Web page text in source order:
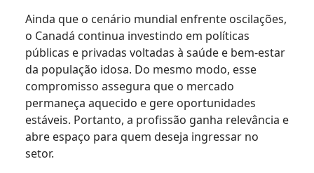
Ainda que o cenário mundial enfrente oscilações,
o Canadá continua investindo em políticas
públicas e privadas voltadas à saúde e bem-estar
da população idosa. Do mesmo modo, esse
compromisso assegura que o mercado
permaneça aquecido e gere oportunidades
estáveis. Portanto, a profissão ganha relevância e
abre espaço para quem deseja ingressar no
setor.